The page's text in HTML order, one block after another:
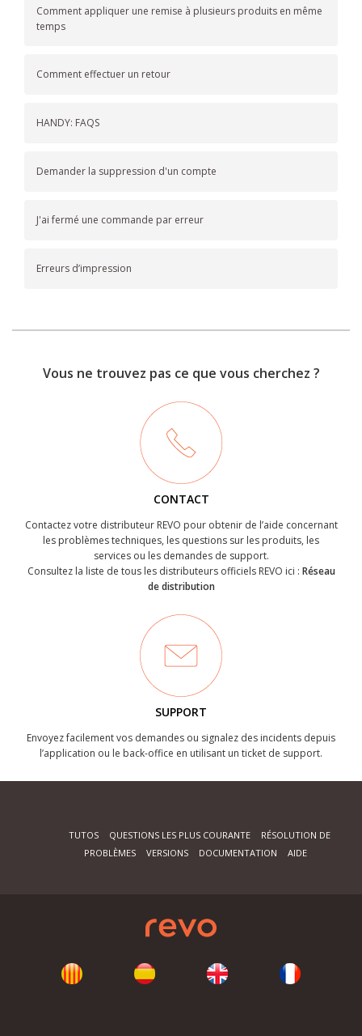
Comment appliquer une remise à plusieurs produits en même
temps
Comment effectuer un retour
HANDY: FAQS
Demander la suppression d'un compte
J'ai fermé une commande par erreur
Erreurs d’impression
Vous ne trouvez pas ce que vous cherchez ?
CONTACT
Contactez votre distributeur REVO pour obtenir de l’aide concernant
les problèmes techniques, les questions sur les produits, les
services ou les demandes de support.
Consultez la liste de tous les distributeurs officiels REVO ici : Réseau
de distribution
SUPPORT
Envoyez facilement vos demandes ou signalez des incidents depuis
l’application ou le back-office en utilisant un ticket de support.
TUTOS QUESTIONS LES PLUS COURANTE
RÉSOLUTION DE
PROBLÈMES
VERSIONS DOCUMENTATION AIDE